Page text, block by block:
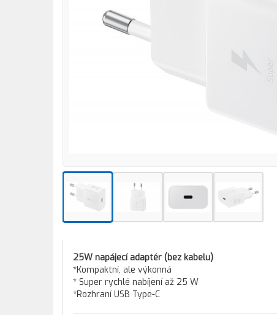
25W napájecí adaptér (bez kabelu)
*Kompaktní, ale výkonná
* Super rychlé nabíjení až 25 W
*Rozhraní USB Type-C